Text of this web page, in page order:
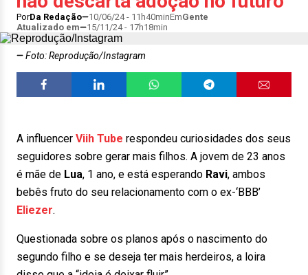
PorDa Redação 10/06/24 - 11h40minEmGente
Atualizado em
15/11/24 - 17h18min
Foto: Reprodução/Instagram
A influencer Viih Tube respondeu curiosidades dos seus
seguidores sobre gerar mais filhos. A jovem de 23 anos
é mãe de Lua, 1 ano, e está esperando Ravi, ambos
bebês fruto do seu relacionamento com o ex-‘BBB’
Eliezer.
Questionada sobre os planos após o nascimento do
segundo filho e se deseja ter mais herdeiros, a loira